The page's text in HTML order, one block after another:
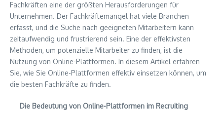
Fachkräften eine der größten Herausforderungen für
Unternehmen. Der Fachkräftemangel hat viele Branchen
erfasst, und die Suche nach geeigneten Mitarbeitern kann
zeitaufwendig und frustrierend sein. Eine der effektivsten
Methoden, um potenzielle Mitarbeiter zu finden, ist die
Nutzung von Online-Plattformen. In diesem Artikel erfahren
Sie, wie Sie Online-Plattformen effektiv einsetzen können, um
die besten Fachkräfte zu finden.
Die Bedeutung von Online-Plattformen im Recruiting